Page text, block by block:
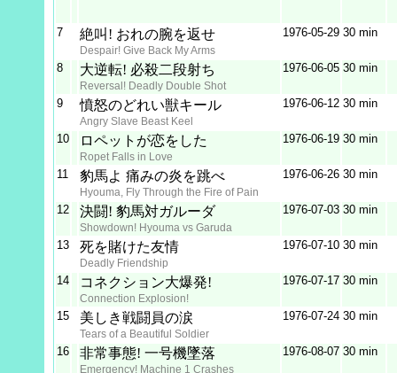
7 絶叫! おれの腕を返せ
Despair! Give Back My Arms
1976‑05‑29 30 min
8 大逆転! 必殺二段射ち
Reversal! Deadly Double Shot
1976‑06‑05 30 min
9 憤怒のどれい獣キール
Angry Slave Beast Keel
1976‑06‑12 30 min
10 ロペットが恋をした
Ropet Falls in Love
1976‑06‑19 30 min
11 豹馬よ 痛みの炎を跳べ
Hyouma, Fly Through the Fire of Pain
1976‑06‑26 30 min
12 決闘! 豹馬対ガルーダ
Showdown! Hyouma vs Garuda
1976‑07‑03 30 min
13 死を賭けた友情
Deadly Friendship
1976‑07‑10 30 min
14 コネクション大爆発!
Connection Explosion!
1976‑07‑17 30 min
15 美しき戦闘員の涙
Tears of a Beautiful Soldier
1976‑07‑24 30 min
16 非常事態! 一号機墜落
Emergency! Machine 1 Crashes
1976‑08‑07 30 min